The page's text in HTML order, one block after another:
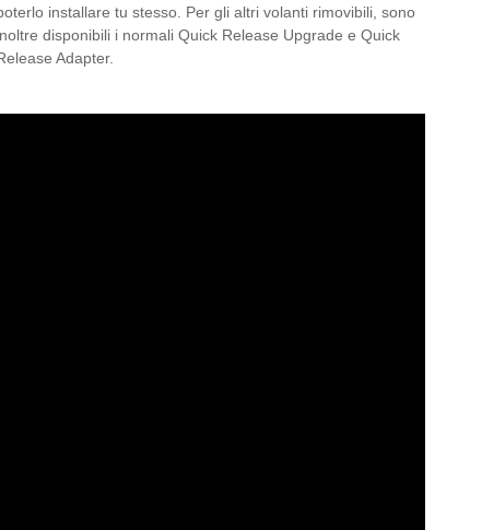
installare tu stesso. Per gli altri volanti rimovibili, sono
disponibili i normali Quick Release Upgrade e Quick
Adapter.